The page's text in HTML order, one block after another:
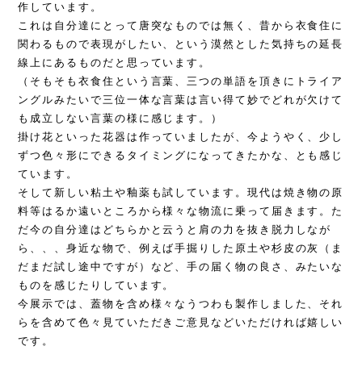
作しています。
これは自分達にとって唐突なものでは無く、昔から衣食住に
関わるもので表現がしたい、という漠然とした気持ちの延長
線上にあるものだと思っています。
（そもそも衣食住という言葉、三つの単語を頂きにトライア
ングルみたいで三位一体な言葉は言い得て妙でどれが欠けて
も成立しない言葉の様に感じます。）
掛け花といった花器は作っていましたが、今ようやく、少し
ずつ色々形にできるタイミングになってきたかな、とも感じ
ています。
そして新しい粘土や釉薬も試しています。現代は焼き物の原
料等はるか遠いところから様々な物流に乗って届きます。た
だ今の自分達はどちらかと云うと肩の力を抜き脱力しなが
ら、、、身近な物で、例えば手掘りした原土や杉皮の灰（ま
だまだ試し途中ですが）など、手の届く物の良さ、みたいな
ものを感じたりしています。
今展示では、蓋物を含め様々なうつわも製作しました、それ
らを含めて色々見ていただきご意見などいただければ嬉しい
です。